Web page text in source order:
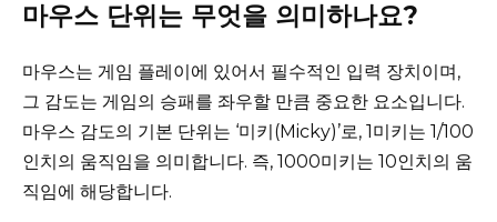
마우스 단위는 무엇을 의미하나요?
마우스는 게임 플레이에 있어서 필수적인 입력 장치이며,
그 감도는 게임의 승패를 좌우할 만큼 중요한 요소입니다.
마우스 감도의 기본 단위는 ‘미키(Micky)’로, 1미키는 1/100
인치의 움직임을 의미합니다. 즉, 1000미키는 10인치의 움
직임에 해당합니다.